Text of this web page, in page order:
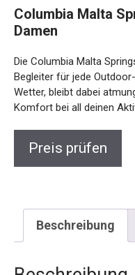
Damen
Begleiter für jede
und Wetter, bleibt dabei
maximalen Komfort bei
Beschreibung
Beschreibung